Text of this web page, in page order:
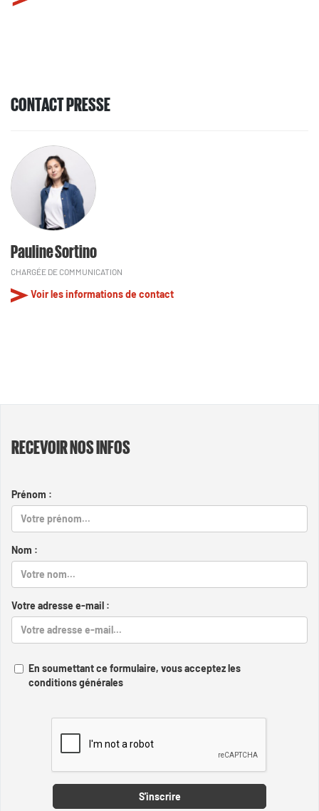
CONTACT PRESSE
Pauline Sortino
CHARGÉE DE COMMUNICATION
Voir les informations de contact
RECEVOIR NOS INFOS
Prénom :
Nom :
Votre adresse e-mail :
En soumettant ce formulaire, vous acceptez les
conditions générales
S'inscrire